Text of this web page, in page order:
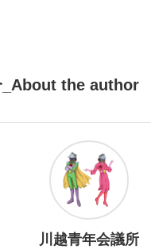
_About the author
川越青年会議所